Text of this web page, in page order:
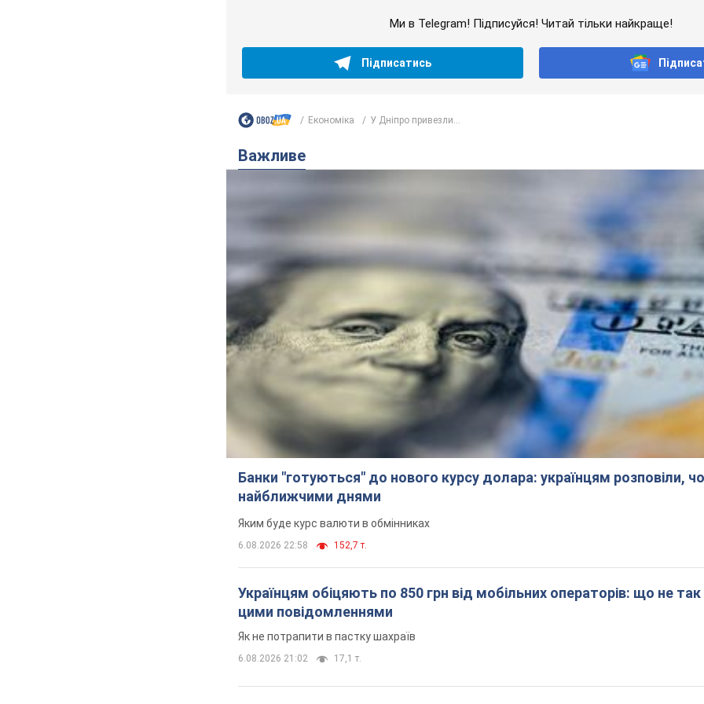
Ми в Telegram! Підписуйся! Читай тільки найкраще!
Підписатись
Економіка У Дніпро привезли...
Важливе
Банки "готуються" до нового курсу долара: українцям розповіли,
найближчими днями
Яким буде курс валюти в обмінниках
6.08.2026 22:58 152,7 т.
Українцям обіцяють по 850 грн від мобільних операторів: що не так
цими повідомленнями
Як не потрапити в пастку шахраїв
6.08.2026 21:02 17,1 т.